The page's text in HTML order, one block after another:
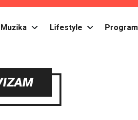
Muzika Lifestyle Program